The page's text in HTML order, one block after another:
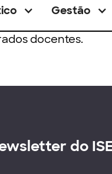
Gestão
docentes.
do